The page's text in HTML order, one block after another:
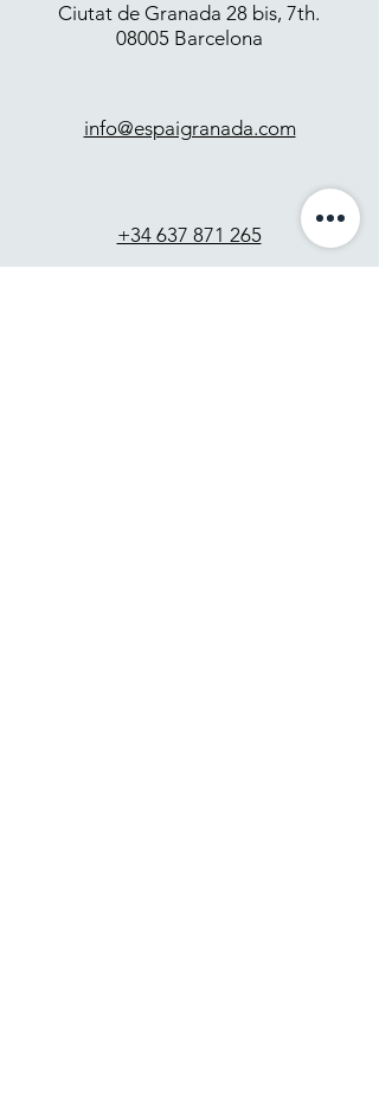
Ciutat de Granada 28 bis, 7th.
08005 Barcelona
info@espaigranada.com
+34 637 871 265